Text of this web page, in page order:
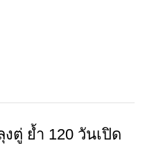
ข่าวเชียงราย
งตู่ ย้ำ 120 วันเปิด